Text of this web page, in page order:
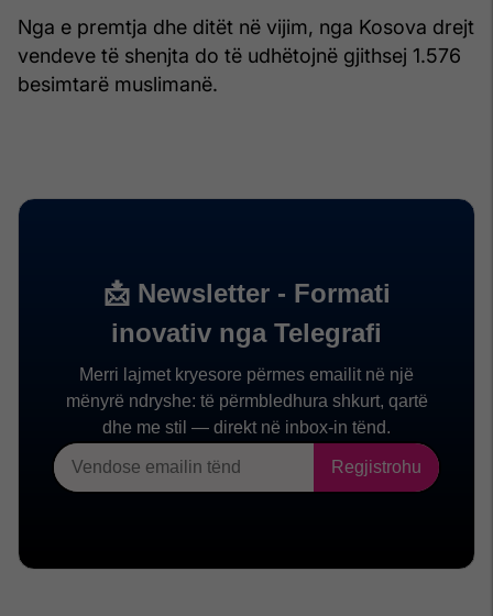
Nga e premtja dhe ditët në vijim, nga Kosova drejt
vendeve të shenjta do të udhëtojnë gjithsej 1.576
besimtarë muslimanë.